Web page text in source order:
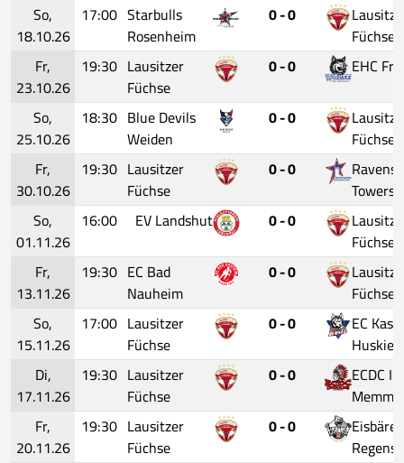
So,
18.10.26
17:00 Starbulls
Rosenheim
0 - 0
Füchse
Fr,
23.10.26
19:30 Lausitzer
Füchse
0 - 0
EHC
So,
25.10.26
18:30 Blue Devils
Weiden
0 - 0
Füchse
Fr,
30.10.26
19:30 Lausitzer
Füchse
0 - 0
So,
01.11.26
16:00 EV Landshut 0 - 0
Füchse
Fr,
13.11.26
19:30 EC Bad
Nauheim
0 - 0
Füchse
So,
15.11.26
17:00 Lausitzer
Füchse
0 - 0
EC
Huskies
Di,
17.11.26
19:30 Lausitzer
Füchse
0 - 0
ECDC
Fr,
20.11.26
19:30 Lausitzer
Füchse
0 - 0
Eisbären